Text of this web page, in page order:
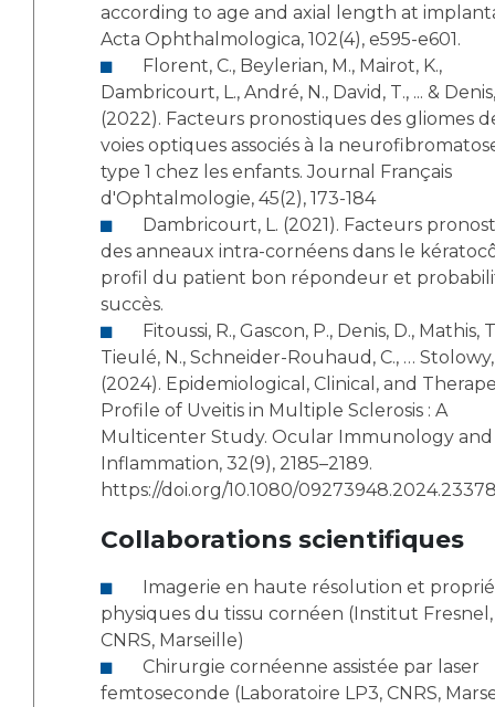
according to age and axial length at
Acta Ophthalmologica, 102(4), e595-e601.
Dambricourt, L., André, N., David, T., ... &
(2022). Facteurs pronostiques des gliomes
voies optiques associés à la
type 1 chez les enfants. Journal Français
d'Ophtalmologie, 45(2), 173-184
des anneaux intra-cornéens dans le
profil du patient bon répondeur et
succès.
Tieulé, N., Schneider-Rouhaud, C., …
(2024). Epidemiological, Clinical, and
Profile of Uveitis in Multiple Sclerosis : A
Multicenter Study. Ocular Immunology and
Inflammation, 32(9), 2185–2189.
https://doi.org/10.1080/
Collaborations scientifiques
physiques du tissu cornéen (Institut Fresnel,
CNRS, Marseille)
femtoseconde (Laboratoire LP3, CNRS,